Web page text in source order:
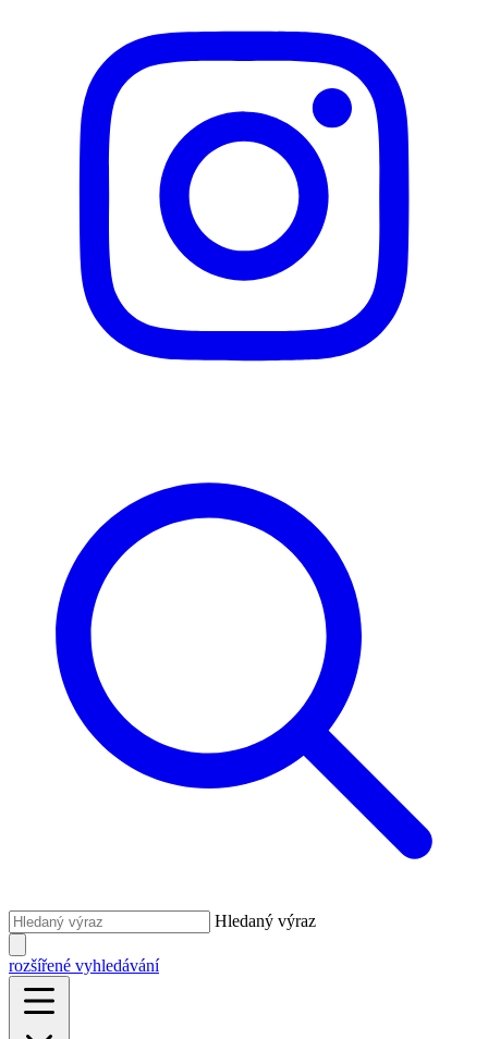
Hledaný výraz
rozšířené vyhledávání